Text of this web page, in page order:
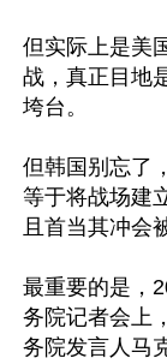
但实际上是美
战，真正目地
垮台。
但韩国别忘了
等于将战场建
且首当其冲会
最重要的是，
务院记者会上
务院发言人马